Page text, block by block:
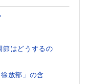
節はどうするの
放部」の含